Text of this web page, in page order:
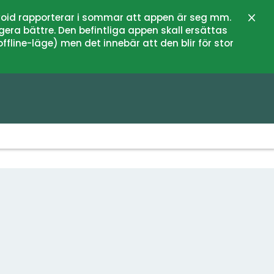
rapporterar i sommar att appen är seg mm.
bättre. Den befintliga appen skall ersättas
läge) men det innebär att den blir för stor